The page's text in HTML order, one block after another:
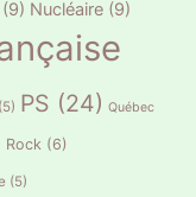
(9) Nucléaire (9)
(5) PS (24) Québec
Rock (6)
(5)